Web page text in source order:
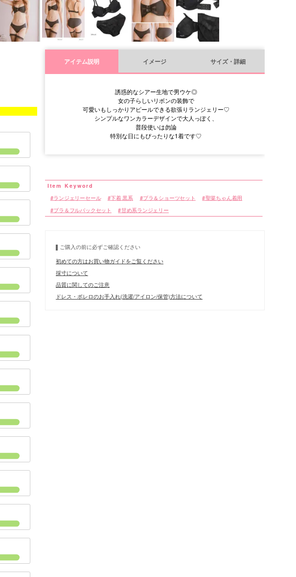
アイテム説明 イメージ サイズ・詳細
誘惑的なシアー生地で男ウケ◎
女の子らしいリボンの装飾で
可愛いもしっかりアピールできる欲張りランジェリー♡
シンプルなワンカラーデザインで大人っぽく、
普段使いは勿論
特別な日にもぴったりな1着です♡
■サイズ
■カラーバリエーション
ランジェリーセール 下着 黒系 ブラ＆ショーツセット 聖菜ちゃん着用
ブラ＆フルバックセット 甘め系ランジェリー
ご購入の前に必ずご確認ください
初めての方はお買い物ガイドをご覧ください
採寸について
品質に関してのご注意
ドレス・ボレロのお手入れ(洗濯/アイロン/保管)方法について